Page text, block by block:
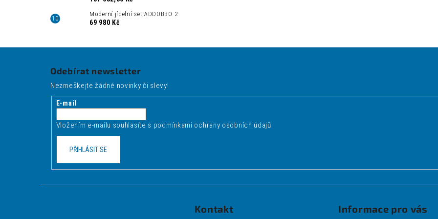
Moderní jídelní set ADDOBBO 2
69 980 Kč
Odebírat newsletter
Nezmeškejte žádné novinky či slevy!
E-mail
Vložením e-mailu souhlasíte s podmínkami ochrany osobních údajů
PŘIHLÁSIT SE
Kontakt Informace pro vás